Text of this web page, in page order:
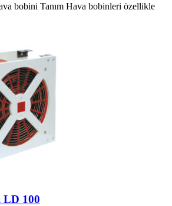
bobini Tanım Hava bobinleri özellikle
LD 100